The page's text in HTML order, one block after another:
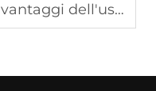
Cummins diesel per l'alimentazione di riserva?